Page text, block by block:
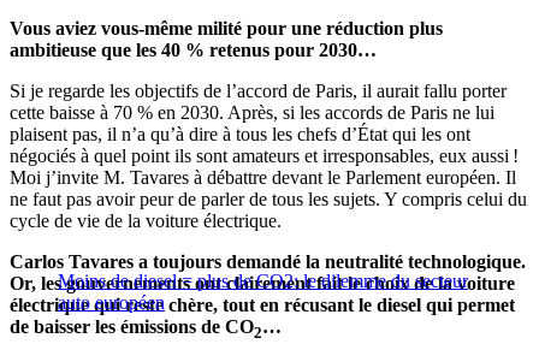
Vous aviez vous-même milité pour une réduction plus
ambitieuse que les 40 % retenus pour 2030…
Si je regarde les objectifs de l’accord de Paris, il aurait fallu porter
cette baisse à 70 % en 2030. Après, si les accords de Paris ne lui
plaisent pas, il n’a qu’à dire à tous les chefs d’État qui les ont
négociés à quel point ils sont amateurs et irresponsables, eux aussi !
Moi j’invite M. Tavares à débattre devant le Parlement européen. Il
ne faut pas avoir peur de parler de tous les sujets. Y compris celui du
cycle de vie de la voiture électrique.
Moins de diesel = plus de CO2: le dilemme du secteur
auto européen
Carlos Tavares a toujours demandé la neutralité technologique.
Or, les gouvernements ont clairement fait le choix de la voiture
électrique qui reste chère, tout en récusant le diesel qui permet
de baisser les émissions de CO2…